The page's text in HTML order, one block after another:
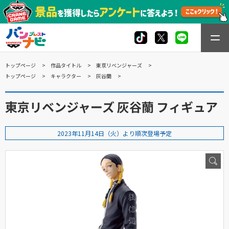
トップページ 作品タイトル
東京リベンジャーズ
トップページ
キャラクター 灰谷蘭
東京リベンジャーズ 灰谷蘭 フィギュア
2023年11月14日（火）より順次登場予定